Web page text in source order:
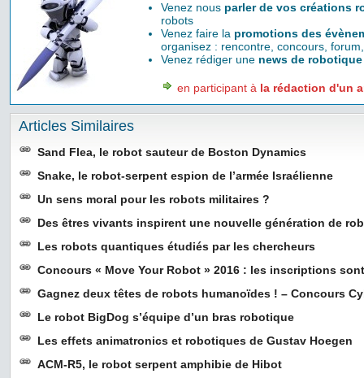
Venez nous parler de vos créations
robots
Venez faire la promotions des
organisez : rencontre, concours,
Venez rédiger une news de robotique
en participant à la rédaction d'un
Articles Similaires
Sand Flea, le robot sauteur de Boston Dynamics
Snake, le robot-serpent espion de l’armée Israélienne
Un sens moral pour les robots militaires ?
Des êtres vivants inspirent une nouvelle génération de
Les robots quantiques étudiés par les chercheurs
Concours « Move Your Robot » 2016 : les inscriptions
Gagnez deux têtes de robots humanoïdes ! – Concours
Le robot BigDog s’équipe d’un bras robotique
Les effets animatronics et robotiques de Gustav Hoegen
ACM-R5, le robot serpent amphibie de Hibot